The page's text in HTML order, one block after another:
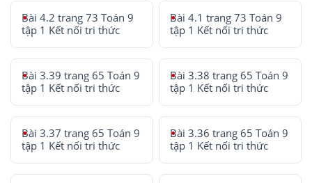
Bài 4.2 trang 73 Toán 9
tập 1 Kết nối tri thức
Bài 4.1 trang 73 Toán 9
tập 1 Kết nối tri thức
Bài 3.39 trang 65 Toán 9
tập 1 Kết nối tri thức
Bài 3.38 trang 65 Toán 9
tập 1 Kết nối tri thức
Bài 3.37 trang 65 Toán 9
tập 1 Kết nối tri thức
Bài 3.36 trang 65 Toán 9
tập 1 Kết nối tri thức